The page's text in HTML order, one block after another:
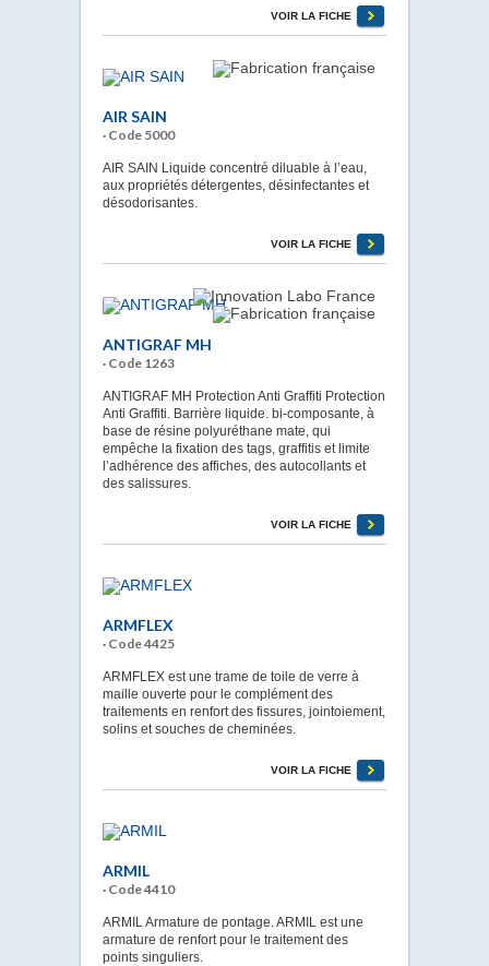
VOIR LA FICHE
AIR SAIN
· Code 5000
AIR SAIN Liquide concentré diluable à l’eau,
aux propriétés détergentes, désinfectantes et
désodorisantes.
VOIR LA FICHE
ANTIGRAF MH
· Code 1263
ANTIGRAF MH Protection Anti Graffiti Protection
Anti Graffiti. Barrière liquide. bi-composante, à
base de résine polyuréthane mate, qui
empêche la fixation des tags, graffitis et limite
l’adhérence des affiches, des autocollants et
des salissures.
VOIR LA FICHE
ARMFLEX
· Code 4425
ARMFLEX est une trame de toile de verre à
maille ouverte pour le complément des
traitements en renfort des fissures, jointoiement,
solins et souches de cheminées.
VOIR LA FICHE
ARMIL
· Code 4410
ARMIL Armature de pontage. ARMIL est une
armature de renfort pour le traitement des
points singuliers.